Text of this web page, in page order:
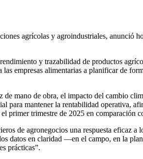
agrícolas y agroindustriales, anunció
y trazabilidad de productos
empresas alimentarias a planificar de
mano de obra, el impacto del cambio
para mantener la rentabilidad operativa,
el primer trimestre de 2025 en comparación
de agronegocios una respuesta eficaz
datos en claridad —en el campo, en la
prácticas”.